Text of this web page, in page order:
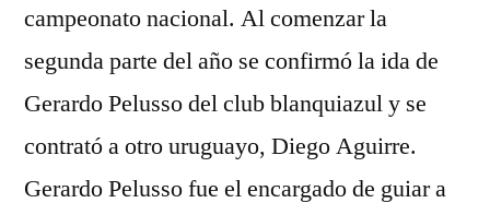
campeonato nacional. Al comenzar la
segunda parte del año se confirmó la ida de
Gerardo Pelusso del club blanquiazul y se
contrató a otro uruguayo, Diego Aguirre.
Gerardo Pelusso fue el encargado de guiar a